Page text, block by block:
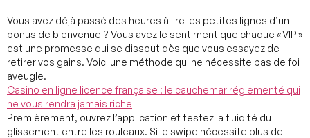
Vous avez déjà passé des heures à lire les petites lignes d’un
bonus de bienvenue ? Vous avez le sentiment que chaque « VIP »
est une promesse qui se dissout dès que vous essayez de
retirer vos gains. Voici une méthode qui ne nécessite pas de foi
aveugle.
Casino en ligne licence française : le cauchemar réglementé qui
ne vous rendra jamais riche
Premièrement, ouvrez l’application et testez la fluidité du
glissement entre les rouleaux. Si le swipe nécessite plus de